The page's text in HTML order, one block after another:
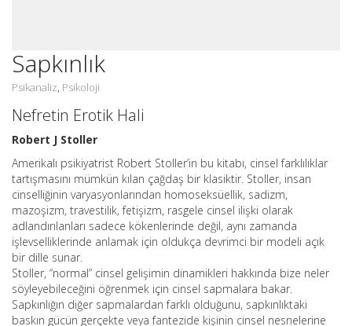
Sapkınlık
Psikanaliz Psikoloji
Nefretin Erotik Hali
Robert J Stoller
Amerikalı psikiyatrist Robert Stoller’in bu kitabı, cinsel farklılıklar
tartışmasını mümkün kılan çağdaş bir klasiktir. Stoller, insan
cinselliğinin varyasyonlarından homoseksüellik, sadizm,
mazoşizm, travestilik, fetişizm, rasgele cinsel ilişki olarak
adlandırılanları sadece kökenlerinde değil, aynı zamanda
işlevselliklerinde anlamak için oldukça devrimci bir modeli açık
bir dille sunar.
Stoller, “normal” cinsel gelişimin dinamikleri hakkında bize neler
söyleyebileceğini öğrenmek için cinsel sapmalara bakar.
Sapkınlığın diğer sapmalardan farklı olduğunu, sapkınlıktaki
baskın gücün gerçekte veya fantezide kişinin cinsel nesnelerine